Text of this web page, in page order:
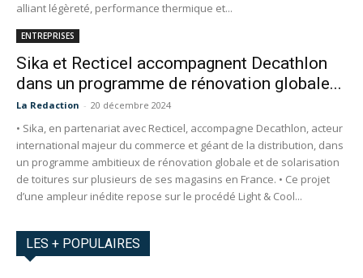
alliant légèreté, performance thermique et...
ENTREPRISES
Sika et Recticel accompagnent Decathlon
dans un programme de rénovation globale...
La Redaction - 20 décembre 2024
• Sika, en partenariat avec Recticel, accompagne Decathlon, acteur
international majeur du commerce et géant de la distribution, dans
un programme ambitieux de rénovation globale et de solarisation
de toitures sur plusieurs de ses magasins en France. • Ce projet
d’une ampleur inédite repose sur le procédé Light & Cool...
LES + POPULAIRES